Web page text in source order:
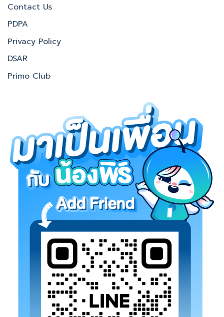
Contact Us
PDPA
Privacy Policy
DSAR
Primo Club